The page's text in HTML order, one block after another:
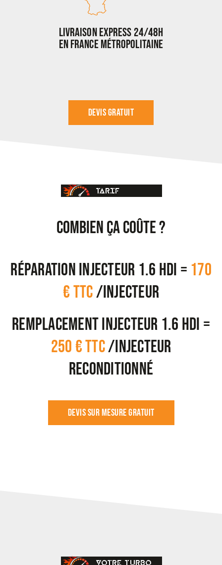
Livraison Express 24/48H
en France Métropolitaine
Devis gratuit
TARIF
COMBIEN ÇA COÛTE ?
Réparation injecteur 1.6 hdi = 170
€ TTC/injecteur
Remplacement injecteur 1.6 hdi =
250 € TTC/injecteur
reconditionné
Devis sur mesure Gratuit
VOTRE TURBO